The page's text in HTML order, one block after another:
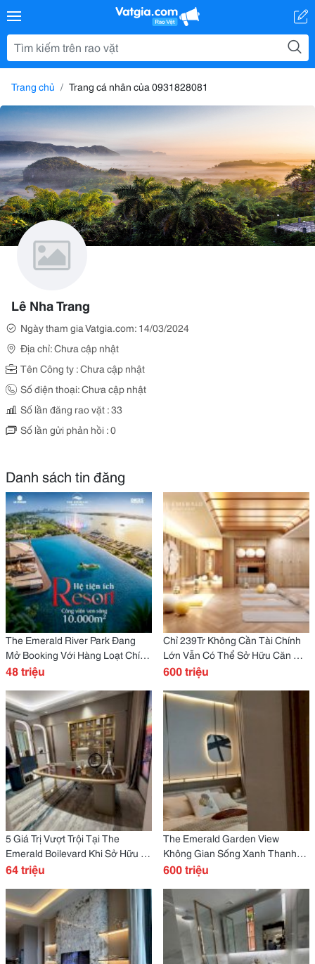
Trang chủ Trang cá nhân của 0931828081
Lê Nha Trang
Ngày tham gia Vatgia.com: 14/03/2024
Địa chỉ: Chưa cập nhật
Tên Công ty : Chưa cập nhật
Số điện thoại: Chưa cập nhật
Số lần đăng rao vặt : 33
Số lần gửi phản hồi : 0
Danh sách tin đăng
The Emerald River Park Đang
Mở Booking Với Hàng Loạt Chính
Sách Hấp Dẫn
48 triệu
Chỉ 239Tr Không Cần Tài Chính
Lớn Vẫn Có Thể Sở Hữu Căn Hộ
The Emerald Garden View.
600 triệu
5 Giá Trị Vượt Trội Tại The
Emerald Boilevard Khi Sở Hữu Vị
Trí Tuyệt Đối Tại Đông Bắc Sài
64 triệu
The Emerald Garden View
Không Gian Sống Xanh Thanh
Toán Linh Hoạt Chỉ Từ 9
600 triệu